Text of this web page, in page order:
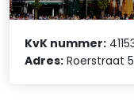
KvK nummer:
Adres: Roerstraat